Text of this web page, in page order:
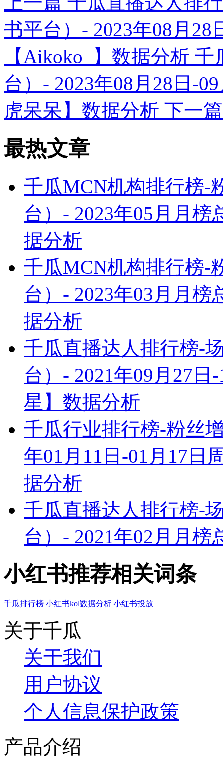
书平台）- 2023年08月28
【Aikoko_】数据分析 千
台）- 2023年08月28日-
虎呆呆】数据分析 下一篇
最热文章
千瓜MCN机构排行榜-
台）- 2023年05月月
据分析
千瓜MCN机构排行榜-
台）- 2023年03月月
据分析
千瓜直播达人排行榜-
台）- 2021年09月27
星】数据分析
千瓜行业排行榜-粉丝
年01月11日-01月17日
据分析
千瓜直播达人排行榜-
台）- 2021年02月月
小红书推荐相关词条
千瓜排行榜 小红书kol数据分析 小红书投放
关于千瓜
关于我们
用户协议
个人信息保护政策
产品介绍